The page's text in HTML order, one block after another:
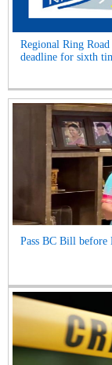
Regional Ring
deadline for sixth
Pass BC Bill before